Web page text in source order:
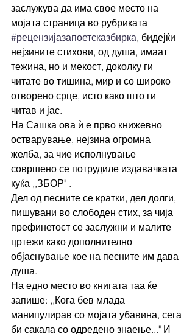
заслужува да има свое место на
мојата страница во рубриката
#рецензијазапоетсказбирка, бидејќи
нејзините стихови, од душа, имаат
тежина, но и мекост, доколку ги
читате во тишина, мир и со широко
отворено срце, исто како што ги
читав и јас.
На Сашка ова ѝ е прво книжевно
остварување, нејзина огромна
желба, за чие исполнување
совршено се потрудиле издавачката
куќа ,,ЗБОР" .
Дел од песните се кратки, дел долги,
пишувани во слободен стих, за чија
префинетост се заслужни и малите
цртежи како дополнително
објаснување кое на песните им дава
душа.
На едно место во книгата таа ќе
запише: ,,Кога бев млада
манипулирав со мојата убавина, сега
би сакала со одредено знаење..." И